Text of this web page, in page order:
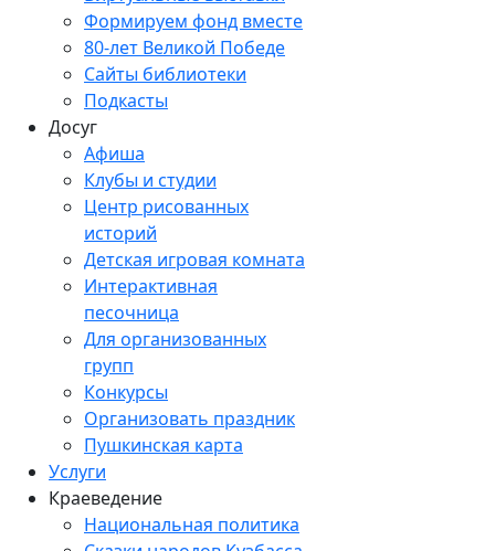
Формируем фонд вместе
80-лет Великой Победе
Сайты библиотеки
Подкасты
Досуг
Афиша
Клубы и студии
Центр рисованных
историй
Детская игровая комната
Интерактивная
песочница
Для организованных
групп
Конкурсы
Организовать праздник
Пушкинская карта
Услуги
Краеведение
Национальная политика